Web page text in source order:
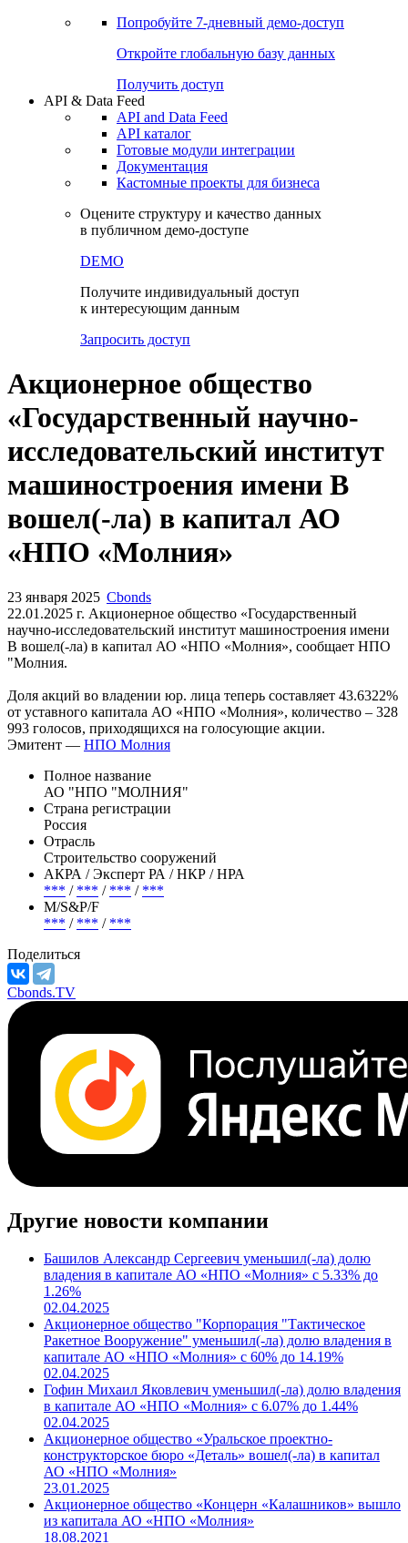
Попробуйте 7-дневный демо-доступ
Откройте глобальную базу данных
Получить доступ
API & Data Feed
API and Data Feed
API каталог
Готовые модули интеграции
Документация
Кастомные проекты для бизнеса
Оцените структуру и качество данных
в публичном демо-доступе
DEMO
Получите индивидуальный доступ
к интересующим данным
Запросить доступ
Акционерное общество
«Государственный научно-
исследовательский институт
машиностроения имени В
вошел(-ла) в капитал АО
«НПО «Молния»
23 января 2025 Cbonds
22.01.2025 г. Акционерное общество «Государственный
научно-исследовательский институт машиностроения имени
В вошел(-ла) в капитал АО «НПО «Молния», сообщает НПО
"Молния.
Доля акций во владении юр. лица теперь составляет 43.6322%
от уставного капитала АО «НПО «Молния», количество – 328
993 голосов, приходящихся на голосующие акции.
Эмитент — НПО Молния
Полное название
АО "НПО "МОЛНИЯ"
Страна регистрации
Россия
Отрасль
Строительство сооружений
АКРА / Эксперт РА / НКР / НРА
*** / *** / *** / ***
М/S&P/F
*** / *** / ***
Поделиться
Cbonds.TV
Другие новости компании
Башилов Александр Сергеевич уменьшил(-ла) долю
владения в капитале АО «НПО «Молния» с 5.33% до
1.26%
02.04.2025
Акционерное общество "Корпорация "Тактическое
Ракетное Вооружение" уменьшил(-ла) долю владения в
капитале АО «НПО «Молния» с 60% до 14.19%
02.04.2025
Гофин Михаил Яковлевич уменьшил(-ла) долю владения
в капитале АО «НПО «Молния» с 6.07% до 1.44%
02.04.2025
Акционерное общество «Уральское проектно-
конструкторское бюро «Деталь» вошел(-ла) в капитал
АО «НПО «Молния»
23.01.2025
Акционерное общество «Концерн «Калашников» вышло
из капитала АО «НПО «Молния»
18.08.2021